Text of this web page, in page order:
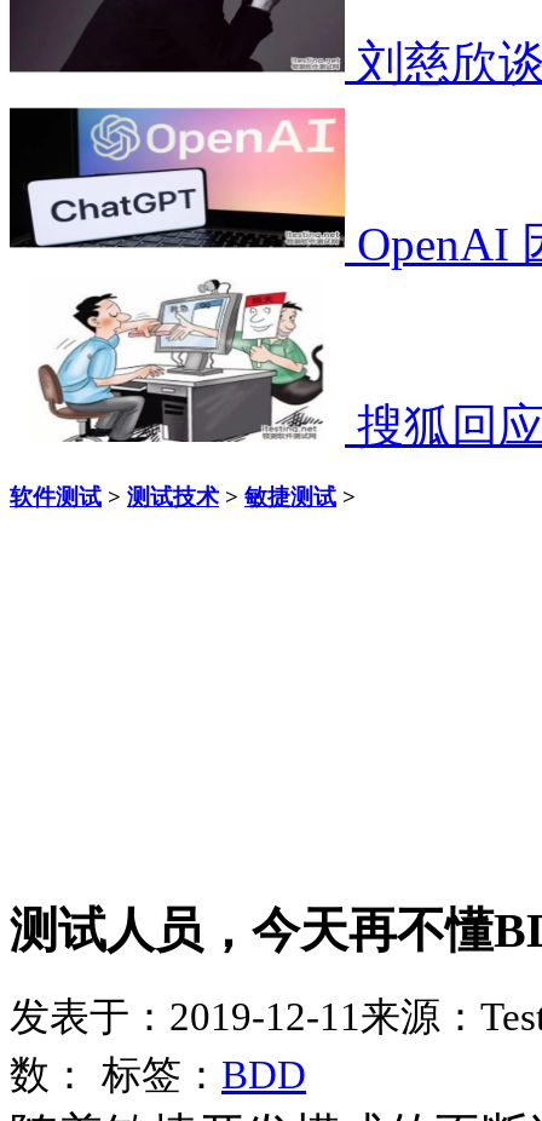
刘慈欣
OpenAI
搜狐回
软件测试 > 测试技术 > 敏捷测试 >
测试人员，今天再不懂
发表于：2019-12-11来源：
数：
标签： BDD